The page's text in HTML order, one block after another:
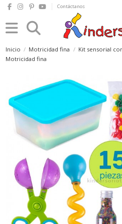
Contáctanos
Inicio Motricidad fina
Kit sensorial
Motricidad fina